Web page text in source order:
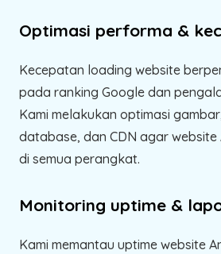
Optimasi performa &
Kecepatan loading website
pada ranking Google dan
Kami melakukan optimasi
database, dan CDN agar
di semua perangkat.
Monitoring uptime &
Kami memantau uptime website